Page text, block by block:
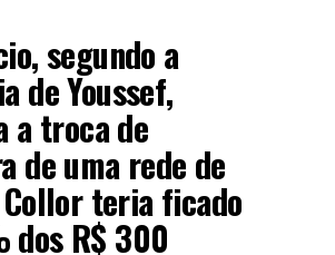
segundo a
de Youssef,
a troca de
de uma rede de
teria ficado
dos R$ 300